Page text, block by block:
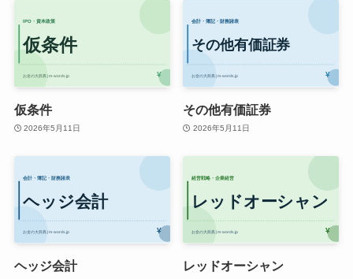
仮条件
2026年5月11日
その他有価証券
2026年5月11日
ヘッジ会計 レッドオーシャン